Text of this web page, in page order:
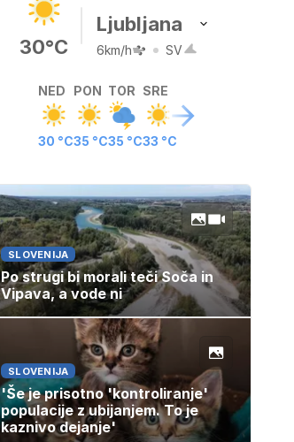
30°C
Ljubljana
6km/h SV
NED
30 °C
PON
35 °C
TOR
35 °C
SRE
33 °C
SLOVENIJA
Po strugi bi morali teči Soča in
Vipava, a vode ni
SLOVENIJA
'Še je prisotno 'kontroliranje'
populacije z ubijanjem. To je
kaznivo dejanje'